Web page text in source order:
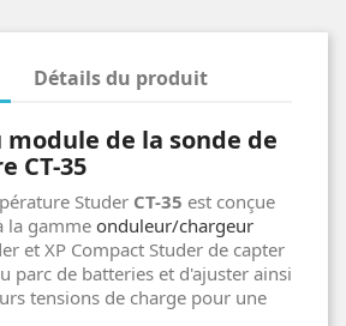
Détails du produit
de la sonde de
CT-35
Studer CT-35 est conçue
la gamme onduleur/chargeur
et XP Compact Studer de capter
parc de batteries et d'ajuster ainsi
tensions de charge pour une